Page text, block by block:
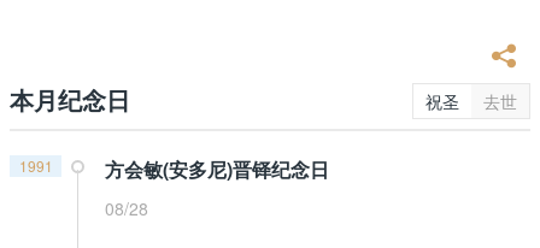
本月纪念日 祝圣 去世
1991 方会敏(安多尼)晋铎纪念日
08/28